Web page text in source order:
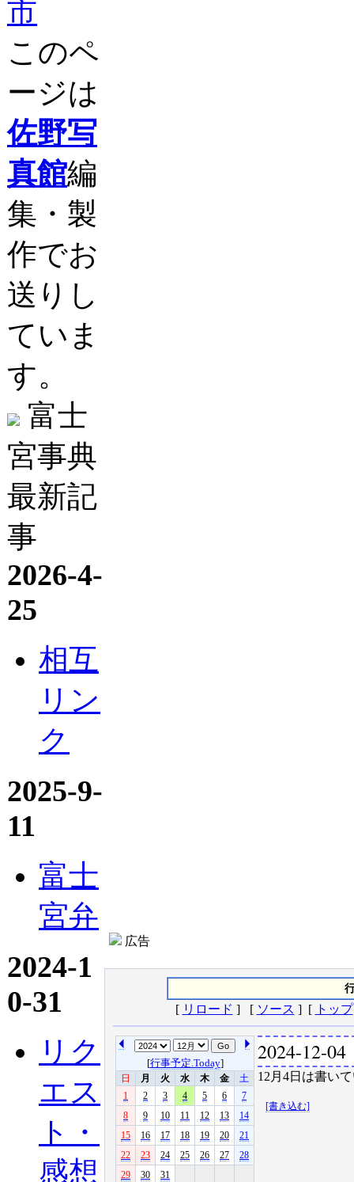
このペ
ージは
佐野写
真館編
集・製
作でお
送りし
ていま
す。
富士
宮事典
最新記
事
2026-4-
25
相互
リン
ク
2025-9-
11
富士
宮弁
2024-1
0-31
リク
エス
ト・
感想
広告
[ リロード ] [ ソース ] [ トップ
[行事予定.Today]
日 月 火 水 木 金
土
1
2 3 4 5 6
7
8
9 10 11 12 13
14
15
16 17 18 19 20
21
22
23 24 25 26 27
28
29
30 31
2024-12-04
12月4日は書い
[書き込む]